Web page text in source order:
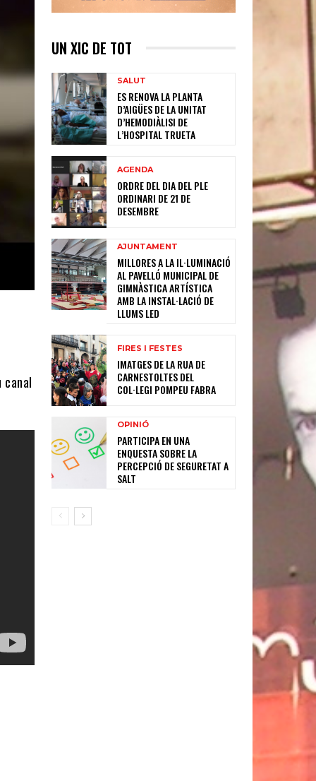
canal
UN XIC DE TOT
SALUT
ES RENOVA LA PLANTA
D’AIGÜES DE LA UNITAT
D’HEMODIÀLISI DE
L’HOSPITAL TRUETA
AGENDA
ORDRE DEL DIA DEL PLE
ORDINARI DE 21 DE
DESEMBRE
AJUNTAMENT
MILLORES A LA IL·LUMINACIÓ
AL PAVELLÓ MUNICIPAL DE
GIMNÀSTICA ARTÍSTICA
AMB LA INSTAL·LACIÓ DE
LLUMS LED
FIRES I FESTES
IMATGES DE LA RUA DE
CARNESTOLTES DEL
COL·LEGI POMPEU FABRA
OPINIÓ
PARTICIPA EN UNA
ENQUESTA SOBRE LA
PERCEPCIÓ DE SEGURETAT A
SALT